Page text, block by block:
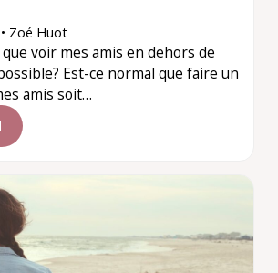
• Zoé Huot
voir mes amis en dehors de
Est-ce normal que faire un
amis soit…